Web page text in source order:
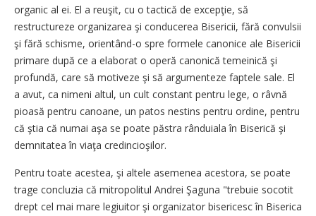
organic al ei. El a reuşit, cu o tactică de excepţie, să
restructureze organizarea şi conducerea Bisericii, fără convulsii
şi fără schisme, orientând-o spre formele canonice ale Bisericii
primare după ce a elaborat o operă canonică temeinică şi
profundă, care să motiveze şi să argumenteze faptele sale. El
a avut, ca nimeni altul, un cult constant pentru lege, o râvnă
pioasă pentru canoane, un patos nestins pentru ordine, pentru
că ştia că numai aşa se poate păstra rânduiala în Biserică şi
demnitatea în viaţa credincioşilor.
Pentru toate acestea, şi altele asemenea acestora, se poate
trage concluzia că mitropolitul Andrei Şaguna "trebuie socotit
drept cel mai mare legiuitor şi organizator bisericesc în Biserica